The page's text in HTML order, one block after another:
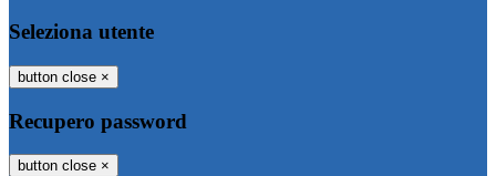
Seleziona utente
button close ×
Recupero password
button close ×